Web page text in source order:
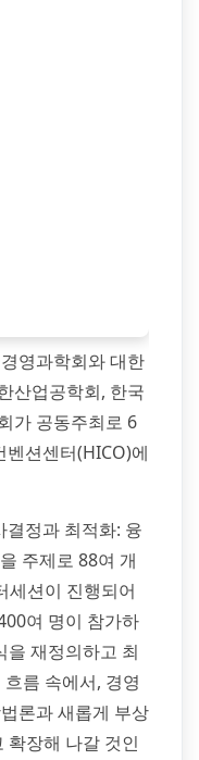
영과학회와 대한
산업공학회, 한국
가 공동주최로 6
션센터(HICO)에
정과 최적화: 융
주제로 88여 개
세션이 진행되어
여 명이 참가하
을 재정의하고 최
름 속에서, 경영
론과 새롭게 부상
확장해 나갈 것인